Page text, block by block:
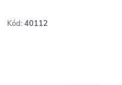
Kód: 40112